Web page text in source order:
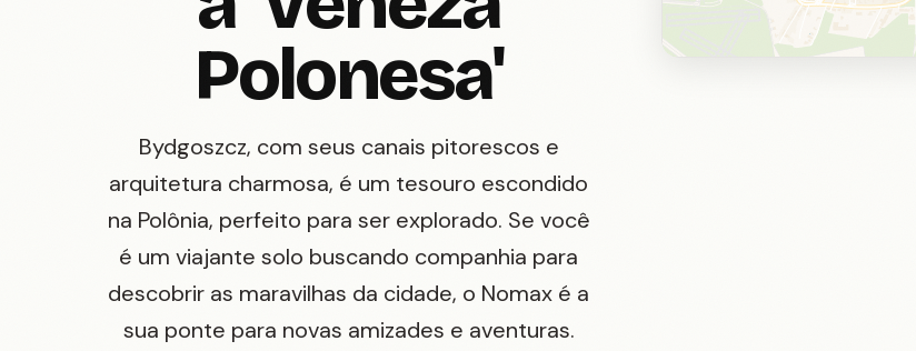
Polonesa'
Bydgoszcz, com seus canais pitorescos e
arquitetura charmosa, é um tesouro escondido
na Polônia, perfeito para ser explorado. Se você
é um viajante solo buscando companhia para
descobrir as maravilhas da cidade, o Nomax é a
sua ponte para novas amizades e aventuras.